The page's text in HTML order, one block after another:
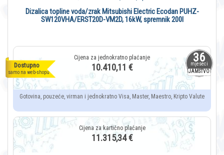
36
mjeseci
JAMSTVO
Dostupno
samo na web-shopu
Dizalica topline voda/zrak Mitsubishi Electric Ecodan PUHZ-
SW120VHA/ERST20D-VM2D, 16kW, spremnik 200l
10.410,11 €
Gotovina, pouzeće, virman i jednokratno Visa, Master, Maestro, Kripto Valute
11.315,34 €